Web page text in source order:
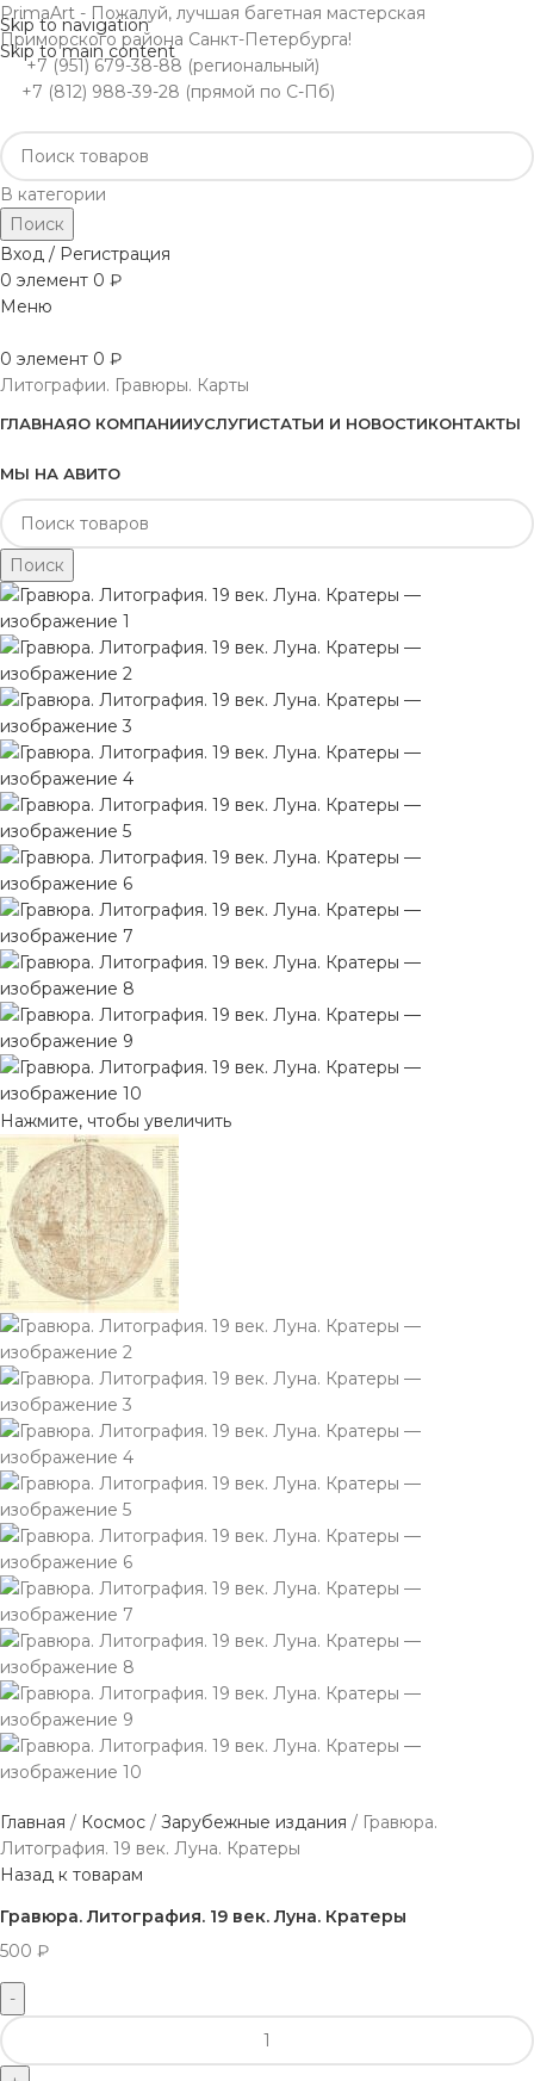
Skip to navigation
Skip to main content
PrimaArt - Пожалуй, лучшая багетная мастерская
Приморского района Санкт-Петербурга!
+7 (951) 679-38-88 (региональный)
+7 (812) 988-39-28 (прямой по С-Пб)
В категории
Поиск
Вход / Регистрация
0 элемент 0 ₽
Меню
0 элемент 0 ₽
Литографии. Гравюры. Карты
ГЛАВНАЯО КОМПАНИИУСЛУГИСТАТЬИ И НОВОСТИКОНТАКТЫ
МЫ НА АВИТО
Поиск
Нажмите, чтобы увеличить
Главная Космос Зарубежные издания
Гравюра.
Литография. 19 век. Луна. Кратеры
Назад к товарам
Гравюра. Литография. 19 век. Луна. Кратеры
500 ₽